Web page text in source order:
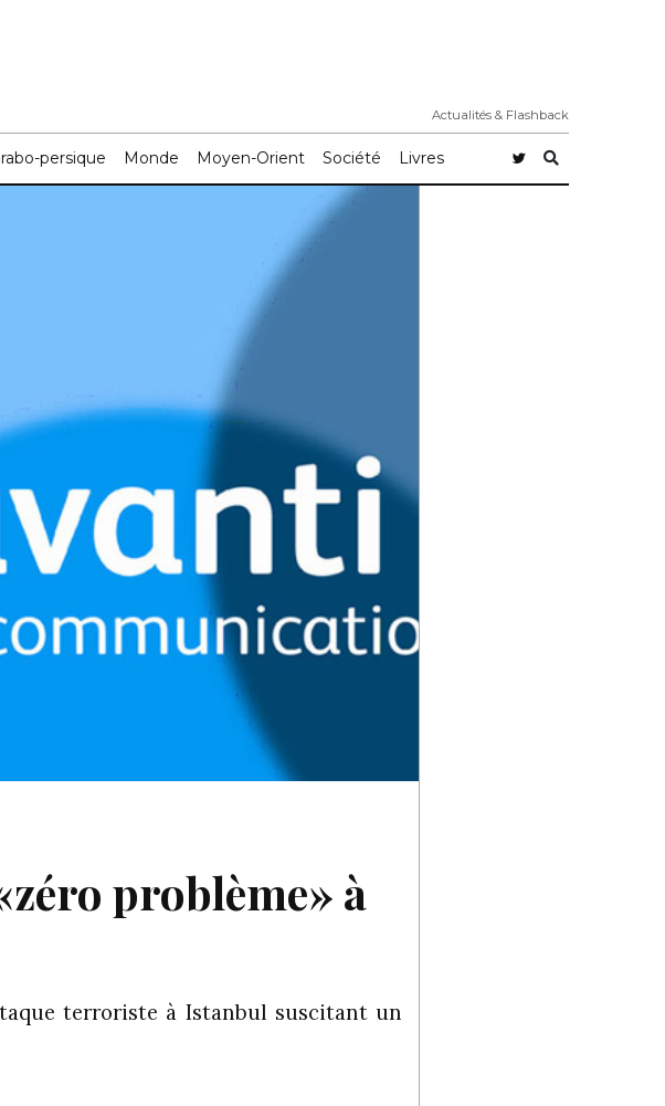
Actualités & Flashback
persique Monde Moyen-Orient Société Livres
problème» à
terroriste à Istanbul suscitant un